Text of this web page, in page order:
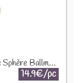
Pierre de Lune Papillon - Pendule Sphère Ballmp-15
14.9€/pc